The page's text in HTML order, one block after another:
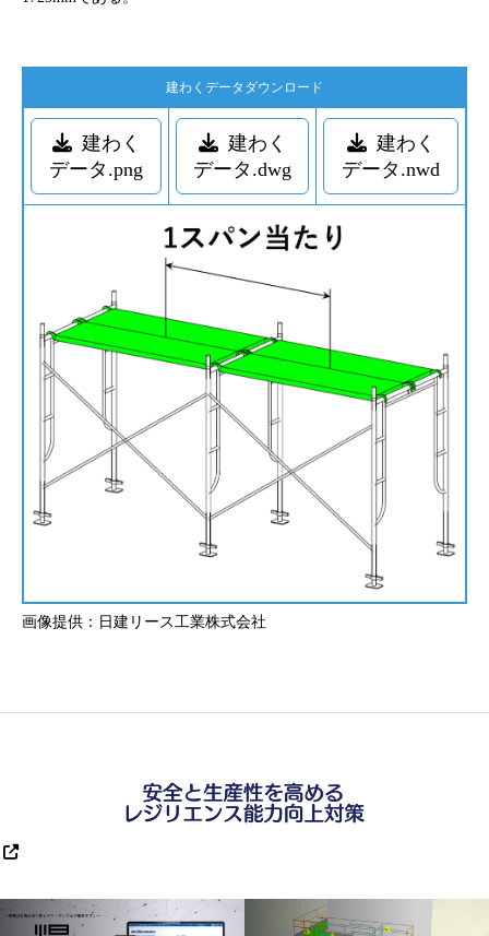
建わくデータダウンロード
建わく
データ.png
建わく
データ.dwg
建わく
データ.nwd
画像提供：日建リース工業株式会社